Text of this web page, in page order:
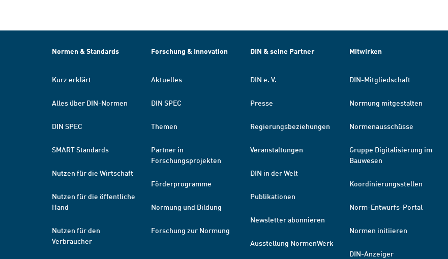
Normen & Standards
Kurz erklärt
Alles über DIN-Normen
DIN SPEC
SMART Standards
Nutzen für die Wirtschaft
Nutzen für die öffentliche
Hand
Nutzen für den
Verbraucher
Forschung & Innovation
Aktuelles
DIN SPEC
Themen
Partner in
Forschungsprojekten
Förderprogramme
Normung und Bildung
Forschung zur Normung
DIN & seine Partner
DIN e. V.
Presse
Regierungsbeziehungen
Veranstaltungen
DIN in der Welt
Publikationen
Newsletter abonnieren
Ausstellung NormenWerk
Mitwirken
DIN-Mitgliedschaft
Normung mitgestalten
Normenausschüsse
Gruppe Digitalisierung im
Bauwesen
Koordinierungsstellen
Norm-Entwurfs-Portal
Normen initiieren
DIN-Anzeiger